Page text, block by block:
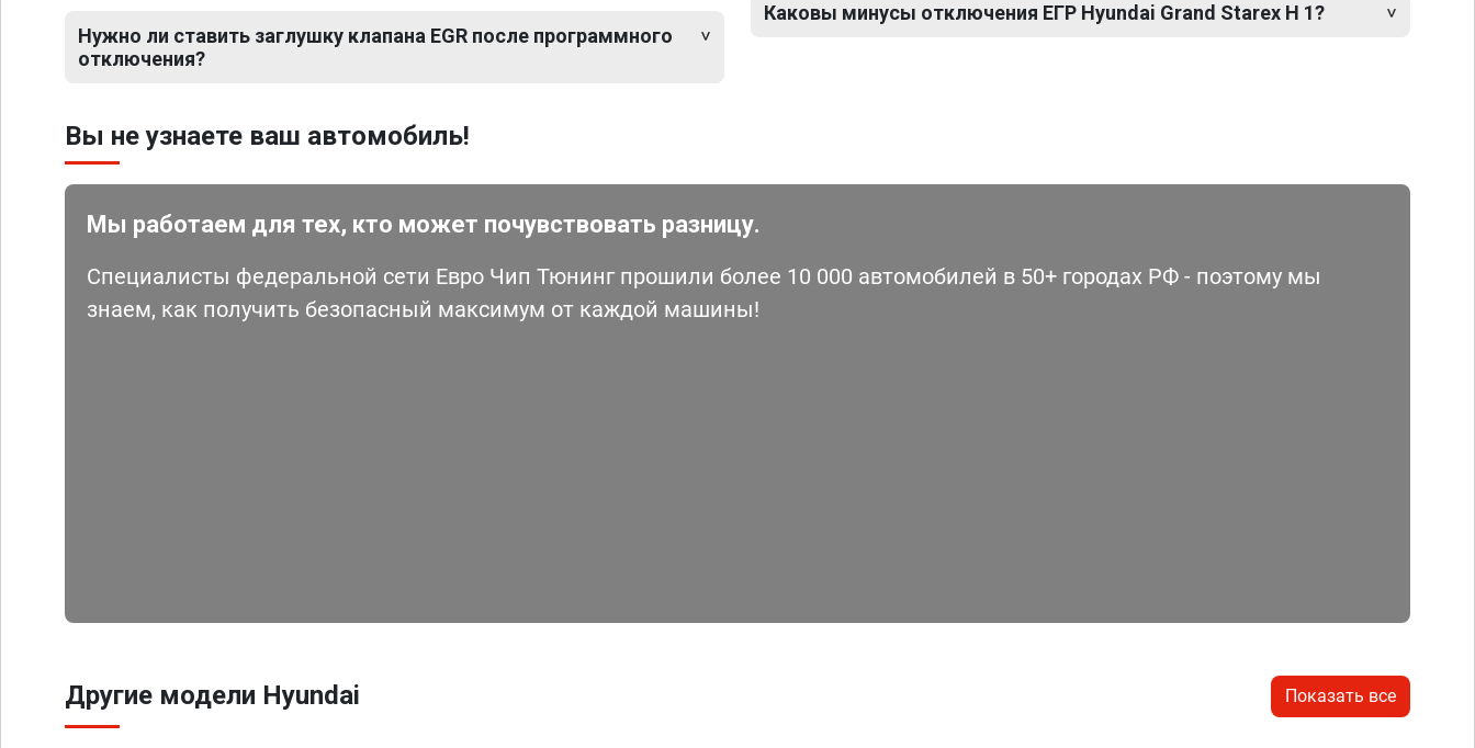
Нужно ли ставить заглушку клапана EGR после программного
отключения?
Каковы минусы отключения ЕГР Hyundai Grand Starex H 1?
Вы не узнаете ваш автомобиль!
Мы работаем для тех, кто может почувствовать разницу.
Специалисты федеральной сети Евро Чип Тюнинг прошили более 10 000 автомобилей в 50+ городах РФ - поэтому мы
знаем, как получить безопасный максимум от каждой машины!
Другие модели Hyundai Показать все